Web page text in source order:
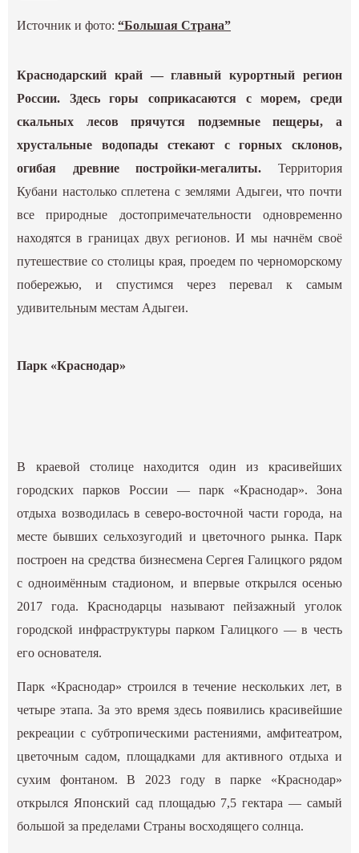
Источник и фото:“Большая Страна”
Краснодарский край — главный курортный регион
России. Здесь горы соприкасаются с морем, среди
скальных лесов прячутся подземные пещеры, а
хрустальные водопады стекают с горных склонов,
огибая древние постройки-мегалиты. Территория
Кубани настолько сплетена с землями Адыгеи, что почти
все природные достопримечательности одновременно
находятся в границах двух регионов. И мы начнём своё
путешествие со столицы края, проедем по черноморскому
побережью, и спустимся через перевал к самым
удивительным местам Адыгеи.
Парк «Краснодар»
В краевой столице находится один из красивейших
городских парков России — парк «Краснодар». Зона
отдыха возводилась в северо-восточной части города, на
месте бывших сельхозугодий и цветочного рынка. Парк
построен на средства бизнесмена Сергея Галицкого рядом
с одноимённым стадионом, и впервые открылся осенью
2017 года. Краснодарцы называют пейзажный уголок
городской инфраструктуры парком Галицкого — в честь
его основателя.
Парк «Краснодар» строился в течение нескольких лет, в
четыре этапа. За это время здесь появились красивейшие
рекреации с субтропическими растениями, амфитеатром,
цветочным садом, площадками для активного отдыха и
сухим фонтаном. В 2023 году в парке «Краснодар»
открылся Японский сад площадью 7,5 гектара — самый
большой за пределами Страны восходящего солнца.